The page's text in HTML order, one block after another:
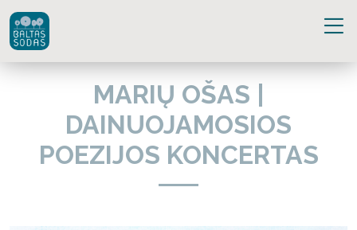
MARIŲ OŠAS |
DAINUOJAMOSIOS
POEZIJOS KONCERTAS